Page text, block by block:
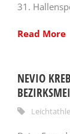
31.
Read More
NEVIO